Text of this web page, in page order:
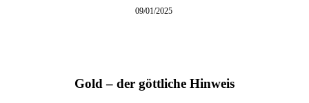
09/01/2025
Gold – der göttliche Hinweis